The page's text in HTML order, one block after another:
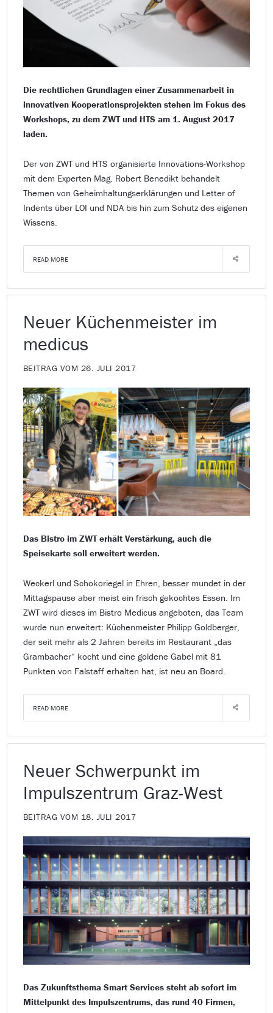
Die rechtlichen Grundlagen einer Zusammenarbeit in
innovativen Kooperationsprojekten stehen im Fokus des
Workshops, zu dem ZWT und HTS am 1. August 2017
laden.
Der von ZWT und HTS organisierte Innovations-Workshop
mit dem Experten Mag. Robert Benedikt behandelt
Themen von Geheimhaltungserklärungen und Letter of
Indents über LOI und NDA bis hin zum Schutz des eigenen
Wissens.
READ MORE
Neuer Küchenmeister im
medicus
BEITRAG VOM 26. JULI 2017
Das Bistro im ZWT erhält Verstärkung, auch die
Speisekarte soll erweitert werden.
Weckerl und Schokoriegel in Ehren, besser mundet in der
Mittagspause aber meist ein frisch gekochtes Essen. Im
ZWT wird dieses im Bistro Medicus angeboten, das Team
wurde nun erweitert: Küchenmeister Philipp Goldberger,
der seit mehr als 2 Jahren bereits im Restaurant „das
Grambacher“ kocht und eine goldene Gabel mit 81
Punkten von Falstaff erhalten hat, ist neu an Board.
READ MORE
Neuer Schwerpunkt im
Impulszentrum Graz-West
BEITRAG VOM 18. JULI 2017
Das Zukunftsthema Smart Services steht ab sofort im
Mittelpunkt des Impulszentrums, das rund 40 Firmen,